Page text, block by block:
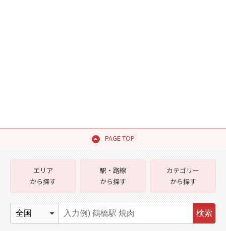
PAGE TOP
エリア
から探す
駅・路線
から探す
カテゴリー
から探す
検索